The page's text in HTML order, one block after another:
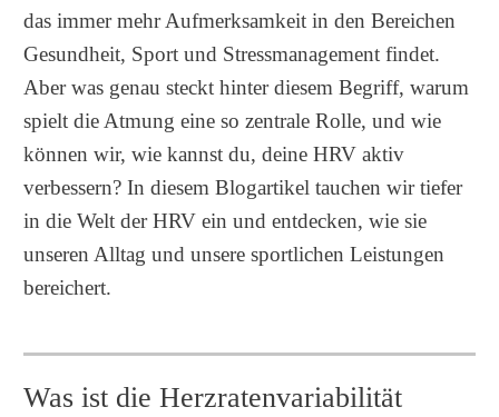
das immer mehr Aufmerksamkeit in den Bereichen
Gesundheit, Sport und Stressmanagement findet.
Aber was genau steckt hinter diesem Begriff, warum
spielt die Atmung eine so zentrale Rolle, und wie
können wir, wie kannst du, deine HRV aktiv
verbessern? In diesem Blogartikel tauchen wir tiefer
in die Welt der HRV ein und entdecken, wie sie
unseren Alltag und unsere sportlichen Leistungen
bereichert.
Was ist die Herzratenvariabilität